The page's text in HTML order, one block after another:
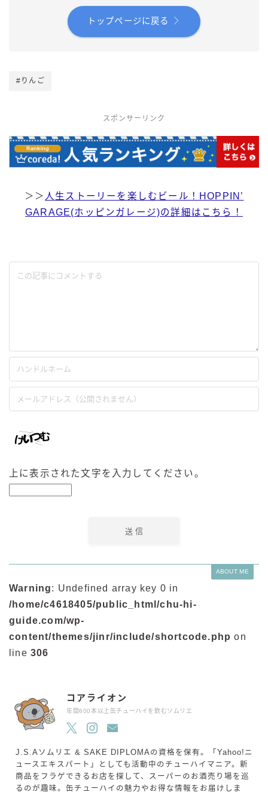
トップページに戻る
#りんご
スポンサーリンク
＞＞ 人生ストーリーを楽しむビール！HOPPIN’
GARAGE(ホッピンガレージ)の詳細はこちら！
上に表示された文字を入力してください。
ABOUT ME
Warning: Undefined array key 0 in
/home/c4618405/public_html/chu-hi-
guide.com/wp-
content/themes/jinr/include/shortcode.php on
line 306
コアライオン
年間600本以上缶チューハイを飲むソムリエ
J.S.Aソムリエ & SAKE DIPLOMAの資格を保有。「Yahoo!ニ
ュースエキスパート」としても活動中のチューハイマニア。新
商品をフラゲできるお店を探して、スーパーのお酒売り場を巡
るのが趣味。缶チューハイの魅力やお得な情報をお届けしま